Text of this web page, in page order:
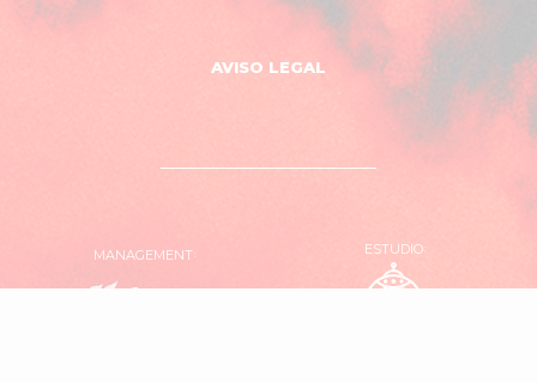
AVISO LEGAL
MANAGEMENT
El
ESTUDIO